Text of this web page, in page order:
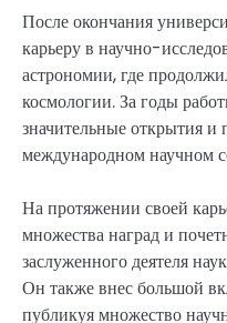
После окончания
карьеру в научно-
астрономии, где
космологии. За годы
значительные открытия и
международном научном
На протяжении своей
множества наград и
заслуженного деятеля
Он также внес большой
публикуя множество